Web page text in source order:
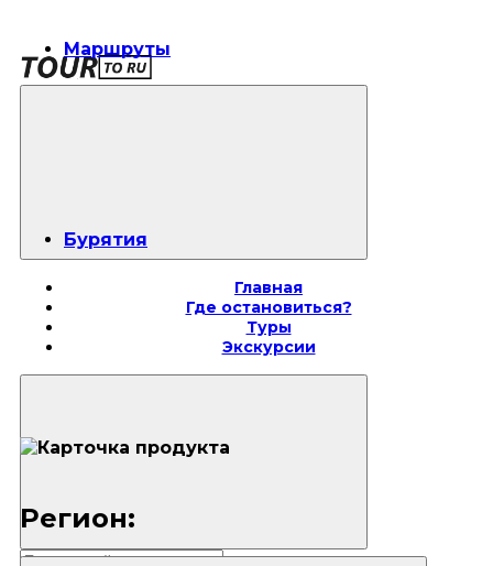
Главная
Где остановиться?
Туры
Экскурсии
Маршруты
Бурятия
Регион: